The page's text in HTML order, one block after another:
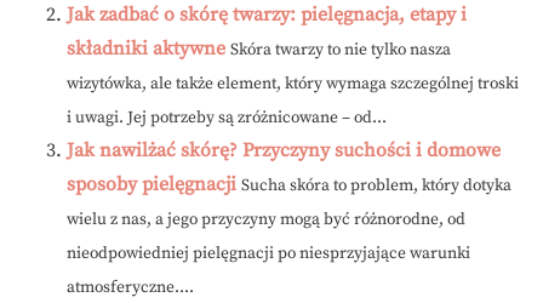
Jak zadbać o skórę twarzy: pielęgnacja, etapy i
składniki aktywne Skóra twarzy to nie tylko nasza
wizytówka, ale także element, który wymaga szczególnej troski
i uwagi. Jej potrzeby są zróżnicowane – od...
Jak nawilżać skórę? Przyczyny suchości i domowe
sposoby pielęgnacji Sucha skóra to problem, który dotyka
wielu z nas, a jego przyczyny mogą być różnorodne, od
nieodpowiedniej pielęgnacji po niesprzyjające warunki
atmosferyczne....